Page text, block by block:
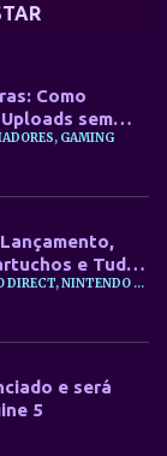
Como
sem
GAMING
e Tudo
LANÇAMENTO DE CONSOLE, NINTENDO DIRECT, NINTENDO SWITCH 2
e será
5